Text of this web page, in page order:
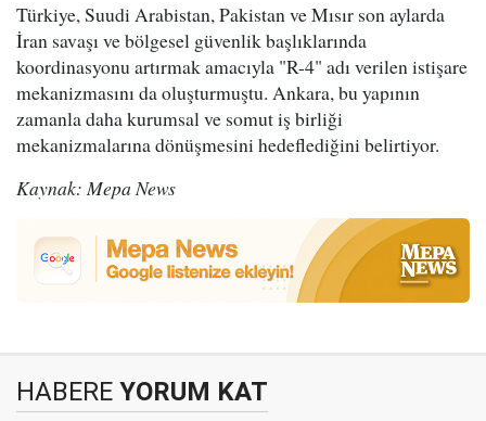
Türkiye, Suudi Arabistan, Pakistan ve Mısır son aylarda
İran savaşı ve bölgesel güvenlik başlıklarında
koordinasyonu artırmak amacıyla "R-4" adı verilen istişare
mekanizmasını da oluşturmuştu. Ankara, bu yapının
zamanla daha kurumsal ve somut iş birliği
mekanizmalarına dönüşmesini hedeflediğini belirtiyor.
Kaynak: Mepa News
HABERE YORUM KAT